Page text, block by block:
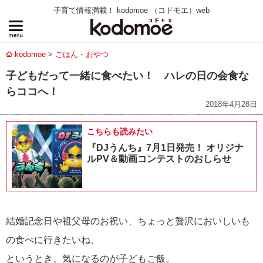
子育て情報満載！ kodomoe （コドモエ）web
kodomoe ごはん・おやつ
子どもだって一緒に食べたい！ ハレの日の会食な
らココへ！
2018年4月28日
こちらも読みたい
『DJうんち』7月1日発売！ オリジナ
ルPV＆動画コンテストのおしらせ
結婚記念日や祖父母のお祝い、ちょっと贅沢においしいも
の食べに行きたいね、
というとき、気になるのが子どもご飯。